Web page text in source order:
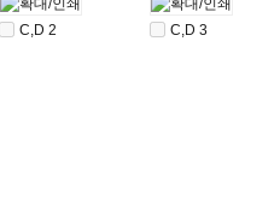
C,D 2 C,D 3